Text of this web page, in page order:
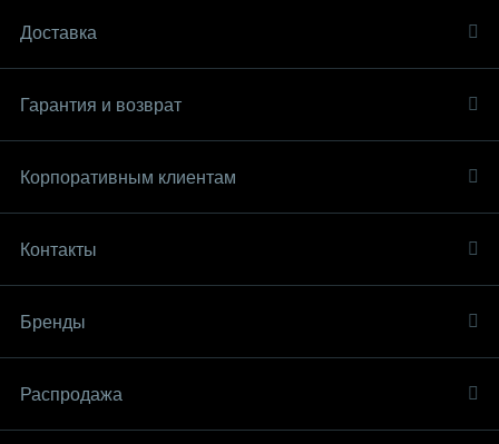
Доставка
Гарантия и возврат
Корпоративным клиентам
Контакты
Бренды
Распродaжа